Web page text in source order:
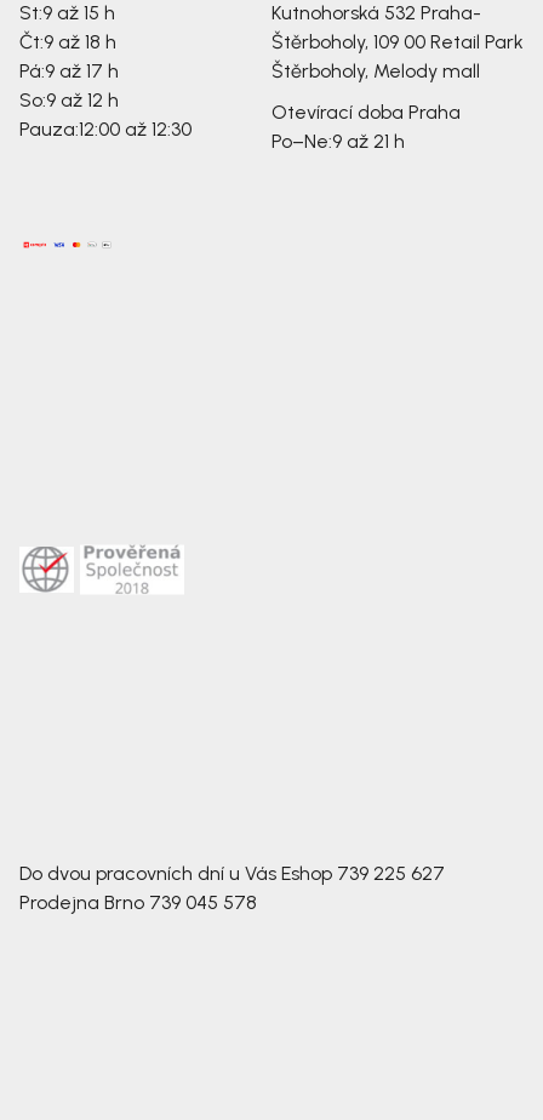
St:9 až 15 h
Čt:9 až 18 h
Pá:9 až 17 h
So:9 až 12 h
Pauza:12:00 až 12:30
Kutnohorská 532 Praha-
Štěrboholy, 109 00 Retail Park
Štěrboholy, Melody mall
Otevírací doba Praha
Po–Ne:9 až 21 h
Do dvou pracovních dní u Vás Eshop 739 225 627
Prodejna Brno 739 045 578